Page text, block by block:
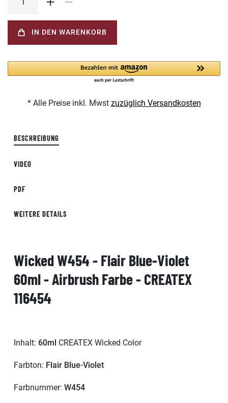
IN DEN WARENKORB
* Alle Preise inkl. Mwst zuzüglich Versandkosten
BESCHREIBUNG
VIDEO
PDF
WEITERE DETAILS
Wicked W454 - Flair Blue-Violet
60ml - Airbrush Farbe - CREATEX
116454
Inhalt: 60ml CREATEX Wicked Color
Farbton: Flair Blue-Violet
Farbnummer: W454